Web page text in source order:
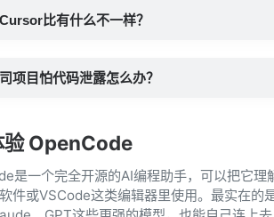
比有什么不一样？
项目怕代码泄露怎么办？
验 OpenCode
是一个完全开源的AI编程助手，可以把它
件或VSCode这类编辑器里使用。最实在的